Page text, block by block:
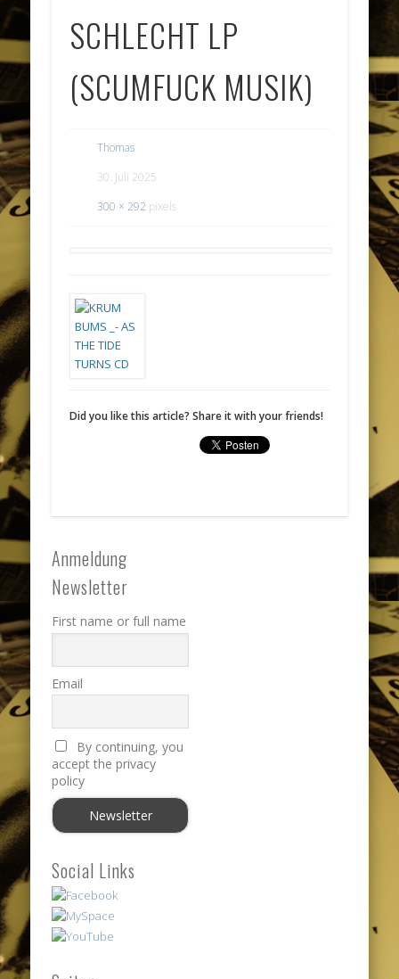
SCHLECHT LP
(SCUMFUCK MUSIK)
Thomas
30. Juli 2025
300 × 292 pixels
Did you like this article? Share it with your friends!
Anmeldung
Newsletter
First name or full name
Email
By continuing, you
accept the privacy
policy
Social Links